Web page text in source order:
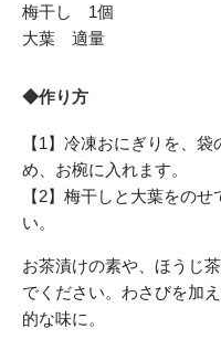
梅干し 1個
大葉 適量
◆作り方
【1】冷凍おにぎりを、
め、お椀に入れます。
【2】梅干しと大葉をの
い。
お茶漬けの素や、ほうじ
でください。わさびを加
的な味に。